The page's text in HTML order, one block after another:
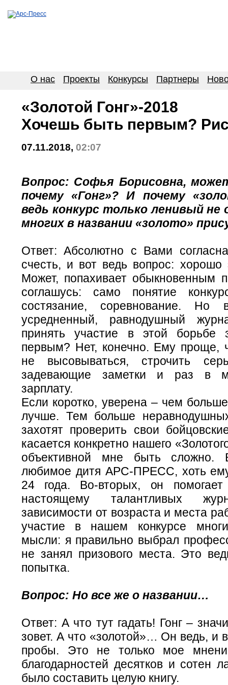
О нас Проекты Конкурсы Партнеры
«Золотой Гонг»-2018
Хочешь быть первым?
07.11.2018, 02:07
Вопрос: Софья Борисовна,
почему «Гонг»? И почему
ведь конкурс только ленивый не
многих в названии «золото»
Ответ: Абсолютно с Вами
счесть, и вот ведь вопрос: хорошо
Может, попахивает обыкновенным
соглашусь: само понятие
состязание, соревнование.
усредненный, равнодушный
принять участие в этой борьбе
первым? Нет, конечно. Ему проще,
не высовываться, строчить
задевающие заметки и раз в
зарплату.
Если коротко, уверена – чем
лучше. Тем больше
захотят проверить свои
касается конкретно нашего
объективной мне быть сложно.
любимое дитя АРС-ПРЕСС, хоть
24 года. Во-вторых, он помогает
настоящему талантливых
зависимости от возраста и места
участие в нашем конкурсе
мысли: я правильно выбрал
не занял призового места. Это
попытка.
Вопрос: Но все же о названии…
Ответ: А что тут гадать! Гонг –
зовет. А что «золотой»… Он ведь, и
пробы. Это не только мое
благодарностей десятков и сотен
было составить целую книгу.